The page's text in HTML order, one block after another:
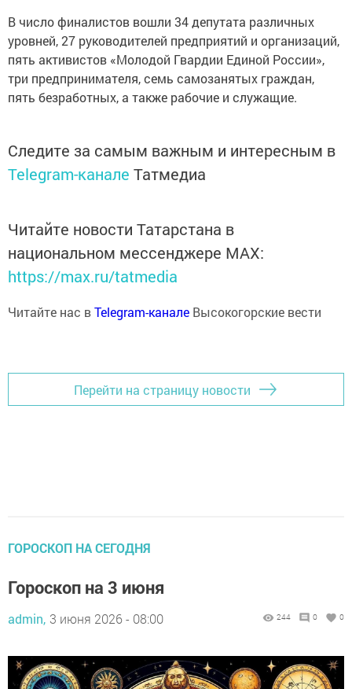
В число финалистов вошли 34 депутата различных
уровней, 27 руководителей предприятий и организаций,
пять активистов «Молодой Гвардии Единой России»,
три предпринимателя, семь самозанятых граждан,
пять безработных, а также рабочие и служащие.
Следите за самым важным и интересным в
Telegram-канале Татмедиа
Читайте новости Татарстана в
национальном мессенджере MАХ:
https://max.ru/tatmedia
Читайте нас вTelegram-канале Высокогорские вести
Перейти на страницу новости
ГОРОСКОП НА СЕГОДНЯ
Гороскоп на 3 июня
admin, 3 июня 2026 - 08:00 244 0 0